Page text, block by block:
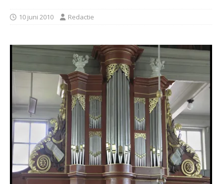
10 juni 2010 Redactie